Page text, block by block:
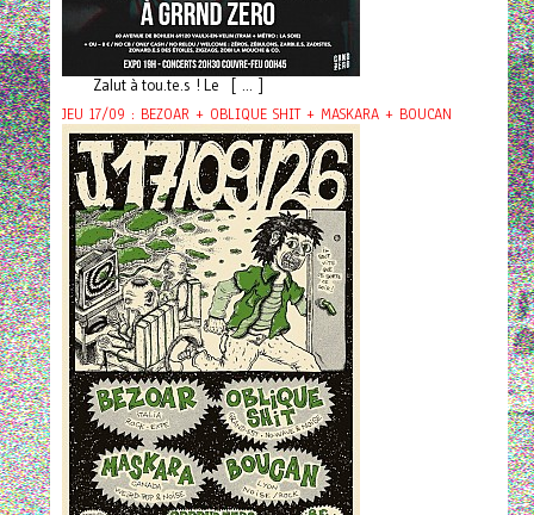
Zalut à tou.te.s ! Le [ ... ]
JEU 17/09 : BEZOAR + OBLIQUE SHIT + MASKARA + BOUCAN